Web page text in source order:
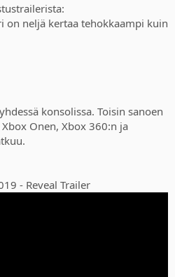
on neljä kertaa tehokkaampi kuin
konsolissa. Toisin sanoen
Onen, Xbox 360:n ja
- Reveal Trailer